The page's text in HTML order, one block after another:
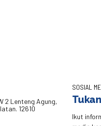
2 Lenteng Agung,
12610
SOSIAL
Ikut